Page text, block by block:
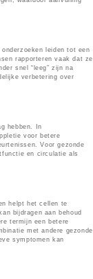
leiden tot een
rapporteren vaak dat ze
snel “leeg” zijn na
verbetering over
hebben. In
voor betere
Voor gezonde
en circulatie als
helpt het cellen te
bijdragen aan behoud
termijn een betere
met andere gezonde
symptomen kan